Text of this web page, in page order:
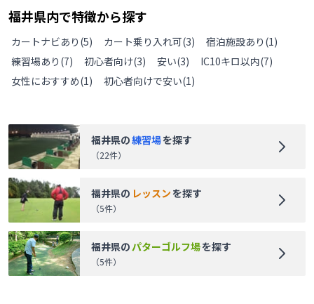
福井県内で特徴から探す
カートナビあり (5) カート乗り入れ可(3) 宿泊施設あり (1)
練習場あり (7) 初心者向け(3) 安い(3) IC10キロ以内(7)
女性におすすめ(1) 初心者向けで安い(1)
福井県の練習場を探す
（22件）
福井県の レッスンを探す
（5件）
福井県のパターゴルフ場を探す
（5件）